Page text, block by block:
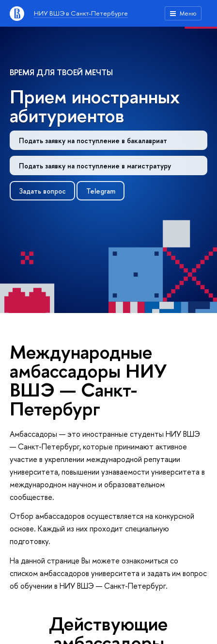
НИУ ВШЭ в Санкт-Петербурге Меню
ВРЕМЯ ДЛЯ ТВОЕЙ МЕЧТЫ
Прием иностранных
абитуриентов
Подать заявку на поступление в бакалавриат
Подать заявку на поступление в магистратуру
Задать вопрос Telegram
Международные
амбассадоры НИУ
ВШЭ — Санкт-
Петербург
Амбассадоры — это иностранные студенты НИУ ВШЭ
— Санкт-Петербург, которые принимают активное
участие в укреплении международной репутации
университета, повышении узнаваемости университета в
международном научном и образовательном
сообществе.
Отбор амбассадоров осуществляется на конкурсной
основе. Каждый из них проходит специальную
подготовку.
На данной странице Вы можете ознакомиться со
списком амбассадоров университета и задать им вопрос
об обучении в НИУ ВШЭ — Санкт-Петербург.
Действующие